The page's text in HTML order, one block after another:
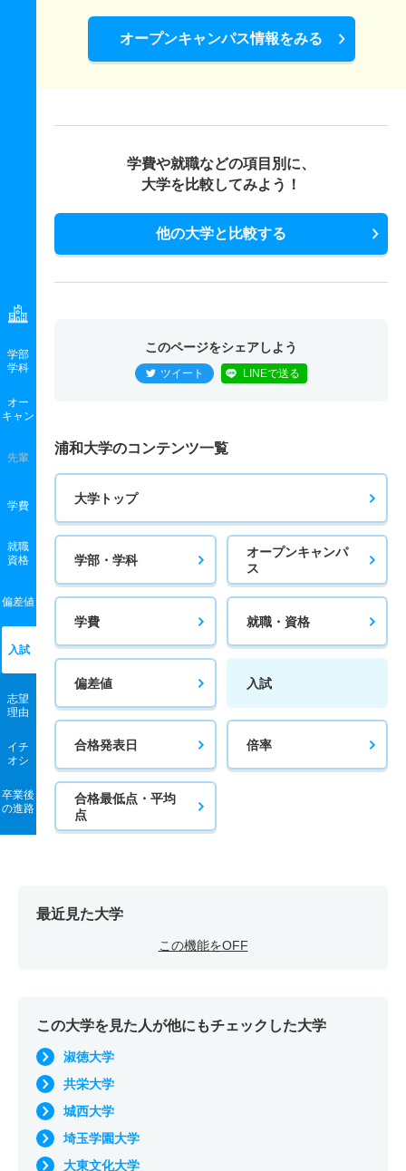
学部
学科
オー
キャン
先輩
学費
就職
資格
偏差値
入試
志望
理由
イチ
オシ
卒業後
の進路
オープンキャンパス情報をみる
学費や就職などの項目別に、
大学を比較してみよう！
他の大学と比較する
このページをシェアしよう
ツイート LINEで送る
浦和大学のコンテンツ一覧
大学トップ
学部・学科
オープンキャンパ
ス
学費 就職・資格
偏差値 入試
合格発表日 倍率
合格最低点・平均
点
最近見た大学
この機能をOFF
この大学を見た人が他にもチェックした大学
淑徳大学
共栄大学
城西大学
埼玉学園大学
大東文化大学